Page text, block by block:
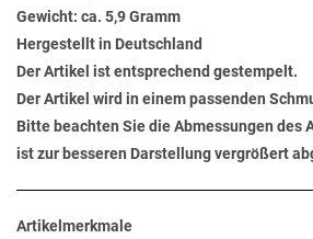
Gewicht: ca. 5,9 Gramm
Hergestellt in Deutschland
Der Artikel ist entsprechend gestempelt.
Der Artikel wird in einem passenden
Bitte beachten Sie die Abmessungen des
ist zur besseren Darstellung vergrößert
Artikelmerkmale